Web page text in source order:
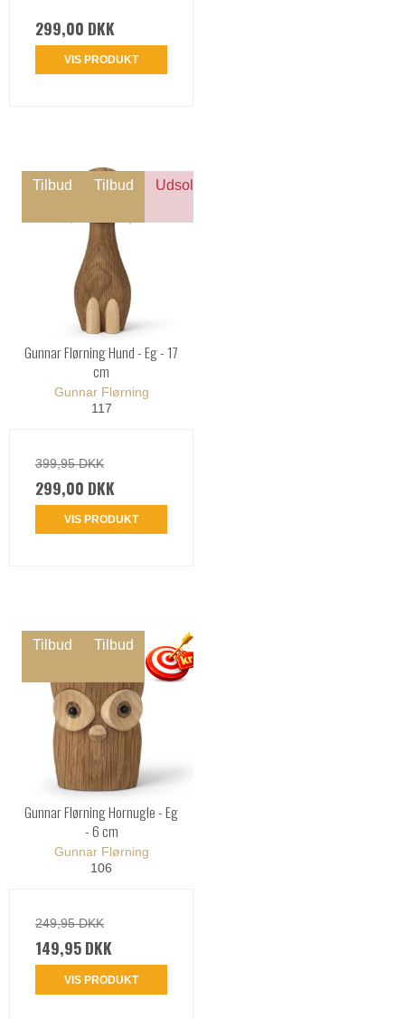
299,00 DKK
VIS PRODUKT
Tilbud Tilbud Udsolgt
Gunnar Flørning Hund - Eg - 17
cm
Gunnar Flørning
117
399,95 DKK
299,00 DKK
VIS PRODUKT
Tilbud Tilbud
Gunnar Flørning Hornugle - Eg
- 6 cm
Gunnar Flørning
106
249,95 DKK
149,95 DKK
VIS PRODUKT